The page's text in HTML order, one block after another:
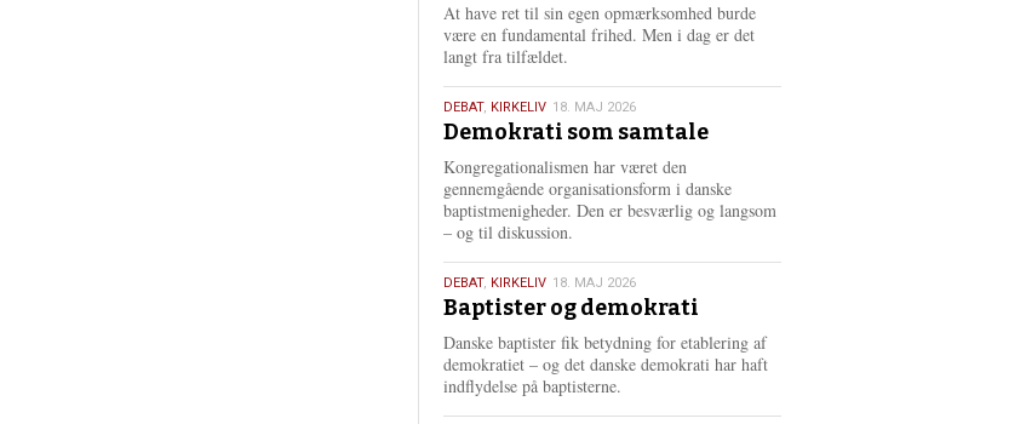
At have ret til sin egen opmærksomhed burde
være en fundamental frihed. Men i dag er det
langt fra tilfældet.
18.
maj
2026
DEBAT, KIRKELIV 18. MAJ 2026
Demokrati som samtale
Kongregationalismen har været den
gennemgående organisationsform i danske
baptistmenigheder. Den er besværlig og langsom
– og til diskussion.
18.
maj
2026
DEBAT, KIRKELIV 18. MAJ 2026
Baptister og demokrati
Danske baptister fik betydning for etablering af
demokratiet – og det danske demokrati har haft
indflydelse på baptisterne.